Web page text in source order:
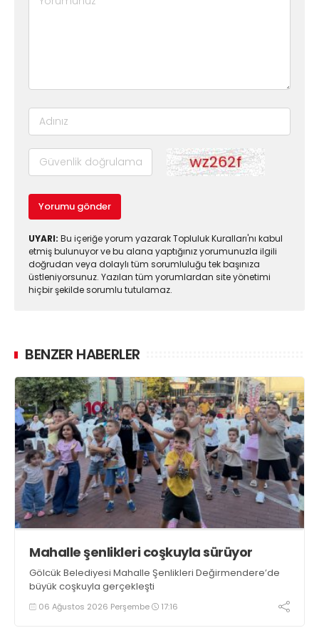
Yorumu gönder
UYARI: Bu içeriğe yorum yazarak Topluluk Kuralları'nı kabul
etmiş bulunuyor ve bu alana yaptığınız yorumunuzla ilgili
doğrudan veya dolaylı tüm sorumluluğu tek başınıza
üstleniyorsunuz. Yazılan tüm yorumlardan site yönetimi
hiçbir şekilde sorumlu tutulamaz.
BENZER HABERLER
Mahalle şenlikleri coşkuyla sürüyor
Gölcük Belediyesi Mahalle Şenlikleri Değirmendere’de
büyük coşkuyla gerçekleşti
06 Ağustos 2026 Perşembe 17:16